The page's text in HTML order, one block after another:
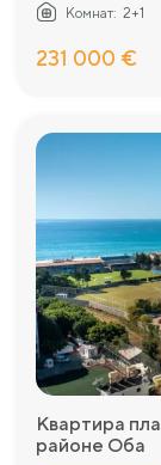
Комнат: 2+1
231 000 €
Квартира
районе Оба